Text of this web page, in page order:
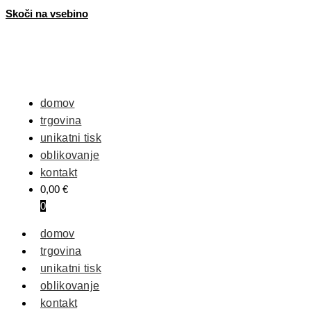
Skoči na vsebino
domov
trgovina
unikatni tisk
oblikovanje
kontakt
0,00 €
0
domov
trgovina
unikatni tisk
oblikovanje
kontakt